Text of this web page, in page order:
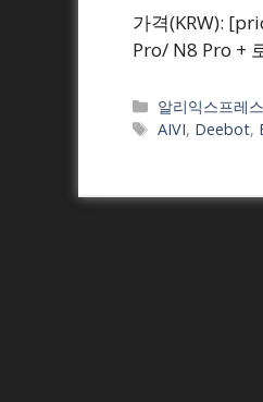
가격(KRW):
Pro/ N8 Pro +
Categories
알리익스프레
Tags
AIVI, Deebot,